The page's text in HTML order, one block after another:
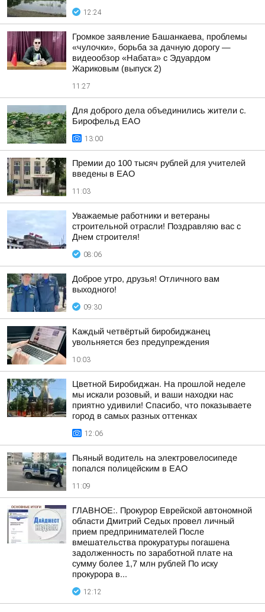
12:24
Громкое заявление Башанкаева, проблемы
«чулочки», борьба за дачную дорогу —
видеообзор «Набата» с Эдуардом
Жариковым (выпуск 2)
11:27
Для доброго дела объединились жители с.
Бирофельд ЕАО
13:00
Премии до 100 тысяч рублей для учителей
введены в ЕАО
11:03
Уважаемые работники и ветераны
строительной отрасли! Поздравляю вас с
Днем строителя!
08:06
Доброе утро, друзья! Отличного вам
выходного!
09:30
Каждый четвёртый биробиджанец
увольняется без предупреждения
10:03
Цветной Биробиджан. На прошлой неделе
мы искали розовый, и ваши находки нас
приятно удивили! Спасибо, что показываете
город в самых разных оттенках
12:06
Пьяный водитель на электровелосипеде
попался полицейским в ЕАО
11:09
ГЛАВНОЕ:. Прокурор Еврейской автономной
области Дмитрий Седых провел личный
прием предпринимателей После
вмешательства прокуратуры погашена
задолженность по заработной плате на
сумму более 1,7 млн рублей По иску
прокурора в...
12:12